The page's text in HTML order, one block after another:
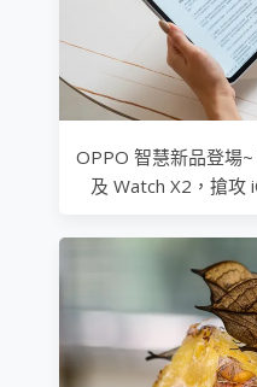
OPPO 智慧新品登場
及 Watch X2，搶攻